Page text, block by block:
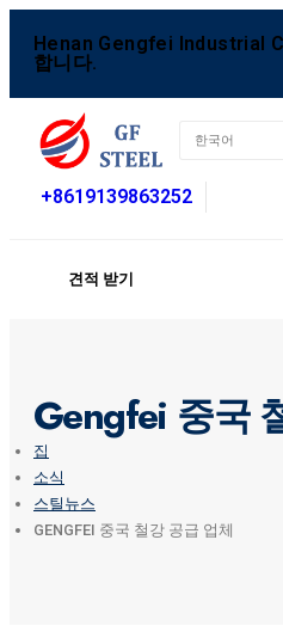
Henan Gengfei Industrial
합니다.
+8619139863252
견적 받기
Gengfei 중국
집
소식
스틸뉴스
GENGFEI 중국 철강 공급 업체